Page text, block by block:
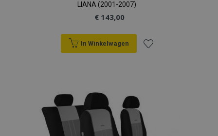
LIANA (2001-2007)
€ 143,00
In Winkelwagen
verlanglijst